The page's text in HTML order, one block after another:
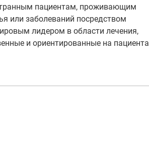
пациентам, проживающим
или заболеваний посредством
лидером в области лечения,
и ориентированные на пациента